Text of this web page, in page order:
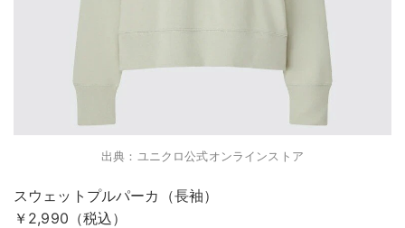
出典：ユニクロ公式オンラインストア
スウェットプルパーカ（長袖）
￥2,990（税込）